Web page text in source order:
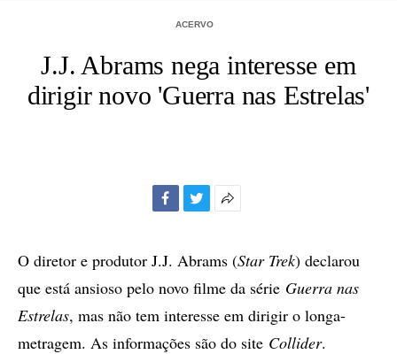
ACERVO
J.J. Abrams nega interesse em
dirigir novo 'Guerra nas Estrelas'
compartilhamento
O diretor e produtor J.J. Abrams (Star Trek) declarou
que está ansioso pelo novo filme da série Guerra nas
Estrelas, mas não tem interesse em dirigir o longa-
metragem. As informações são do site Collider.